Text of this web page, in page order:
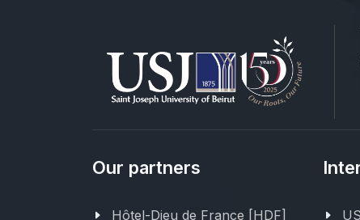
Our partners
Hôtel-Dieu de France [HDF]